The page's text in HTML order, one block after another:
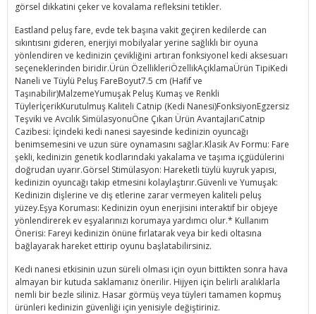
görsel dikkatini çeker ve kovalama refleksini tetikler.
Eastland peluş fare, evde tek başına vakit geçiren kedilerde can
sıkıntısını gideren, enerjiyi mobilyalar yerine sağlıklı bir oyuna
yönlendiren ve kedinizin çevikliğini artıran fonksiyonel kedi aksesuarı
seçeneklerinden biridir.Ürün ÖzellikleriÖzellikAçıklamaÜrün TipiKedi
Naneli ve Tüylü Peluş FareBoyut7.5 cm (Hafif ve
Taşınabilir)MalzemeYumuşak Peluş Kumaş ve Renkli
TüylerİçerikKurutulmuş Kaliteli Catnip (Kedi Nanesi)FonksiyonEgzersiz
Teşviki ve Avcılık SimülasyonuÖne Çıkan Ürün AvantajlarıCatnip
Cazibesi: İçindeki kedi nanesi sayesinde kedinizin oyuncağı
benimsemesini ve uzun süre oynamasını sağlar.Klasik Av Formu: Fare
şekli, kedinizin genetik kodlarındaki yakalama ve taşıma içgüdülerini
doğrudan uyarır.Görsel Stimülasyon: Hareketli tüylü kuyruk yapısı,
kedinizin oyuncağı takip etmesini kolaylaştırır.Güvenli ve Yumuşak:
Kedinizin dişlerine ve diş etlerine zarar vermeyen kaliteli peluş
yüzey.Eşya Koruması: Kedinizin oyun enerjisini interaktif bir objeye
yönlendirerek ev eşyalarınızı korumaya yardımcı olur.* Kullanım
Önerisi: Fareyi kedinizin önüne fırlatarak veya bir kedi oltasına
bağlayarak hareket ettirip oyunu başlatabilirsiniz.
Kedi nanesi etkisinin uzun süreli olması için oyun bittikten sonra hava
almayan bir kutuda saklamanız önerilir. Hijyen için belirli aralıklarla
nemli bir bezle siliniz. Hasar görmüş veya tüyleri tamamen kopmuş
ürünleri kedinizin güvenliği için yenisiyle değiştiriniz.